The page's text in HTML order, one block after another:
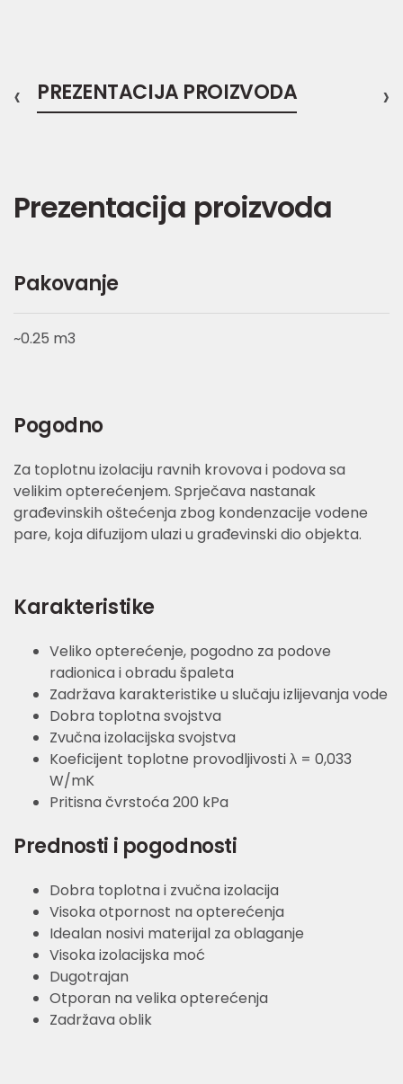
PREZENTACIJA PROIZVODA
‹ ›
Prezentacija proizvoda
Pakovanje
~0.25 m3
Pogodno
Za toplotnu izolaciju ravnih krovova i podova sa
velikim opterećenjem. Sprječava nastanak
građevinskih oštećenja zbog kondenzacije vodene
pare, koja difuzijom ulazi u građevinski dio objekta.
Karakteristike
Veliko opterećenje, pogodno za podove
radionica i obradu špaleta
Zadržava karakteristike u slučaju izlijevanja vode
Dobra toplotna svojstva
Zvučna izolacijska svojstva
Koeficijent toplotne provodljivosti λ = 0,033
W/mK
Pritisna čvrstoća 200 kPa
Prednosti i pogodnosti
Dobra toplotna i zvučna izolacija
Visoka otpornost na opterećenja
Idealan nosivi materijal za oblaganje
Visoka izolacijska moć
Dugotrajan
Otporan na velika opterećenja
Zadržava oblik